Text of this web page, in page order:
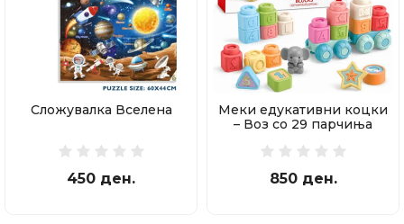
Сложувалка Вселена
450 ден.
Меки едукативни коцки
– Воз со 29 парчиња
850 ден.